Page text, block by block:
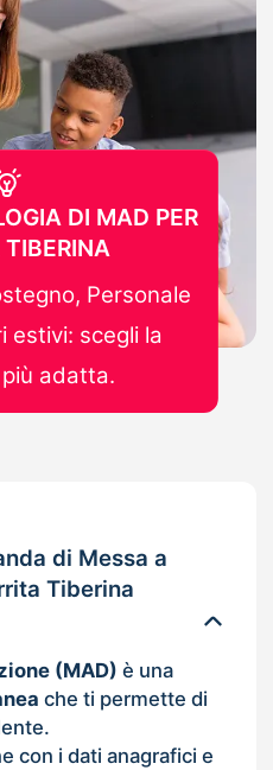
di Messa a
Tiberina
(MAD) è una
che ti permette di
con i dati anagrafici e
DI MAD PER
TIBERINA
Personale
estivi: scegli la
adatta.